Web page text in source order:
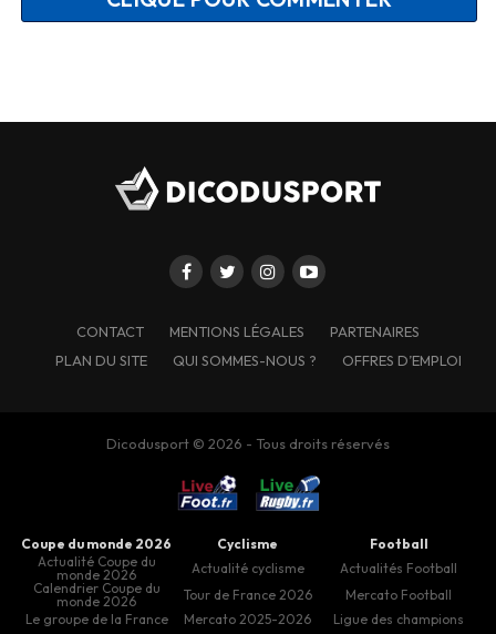
CONTACT MENTIONS LÉGALES
PARTENAIRES
PLAN DU SITE
QUI SOMMES-NOUS ? OFFRES D’EMPLOI
Dicodusport © 2026 - Tous droits réservés
Coupe du monde 2026 Cyclisme
Football
Actualité Coupe du
monde 2026
Actualité cyclisme
Actualités Football
Calendrier Coupe du
monde 2026
Tour de France 2026
Mercato Football
Le groupe de la France
Mercato 2025-2026 Ligue des champions